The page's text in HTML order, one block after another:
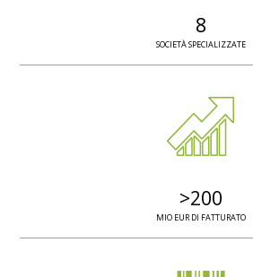
8
SOCIETÀ SPECIALIZZATE
>200
MIO EUR DI FATTURATO